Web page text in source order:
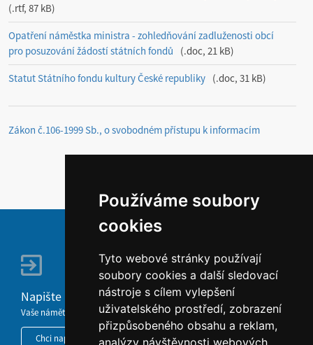
Používáme soubory
cookies
Tyto webové stránky používají
soubory cookies a další sledovací
nástroje s cílem vylepšení
uživatelského prostředí, zobrazení
přizpůsobeného obsahu a reklam,
analýzy návštěvnosti webových
.rtf, 87 kB
Opatření náměstka ministra - zohledňování zadluženosti obcí
pro posuzování žádostí státních fondů
.doc, 21 kB
Statut Státního fondu kultury České republiky .doc, 31 kB
Zákon č.106-1999 Sb., o svobodném přístupu k informacím
Napište nám
Vaše náměty, komentáře, připomínky a dotazy nezůstanou bez odezvy.
Chci napsat MKČR